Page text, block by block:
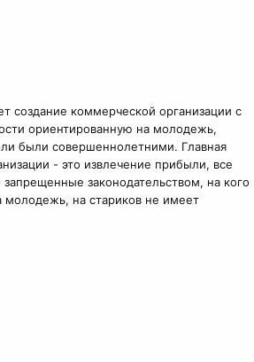
создание коммерческой организации с
ориентированную на молодежь,
были совершеннолетними. Главная
- это извлечение прибыли, все
законодательством, на кого
молодежь, на стариков не имеет